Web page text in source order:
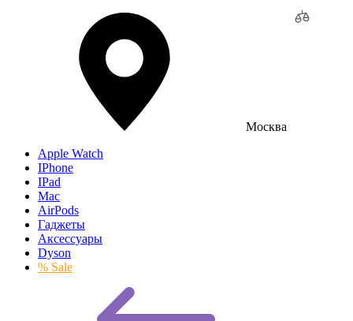
Москва
Apple Watch
IPhone
IPad
Mac
AirPods
Гаджеты
Аксессуары
Dyson
% Sale